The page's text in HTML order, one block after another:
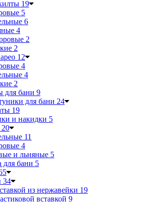
19
5
6
4
2
2
12
4
4
2
для бани 9
для бани 24
19
и накидки 5
20
11
4
и льняные 5
для бани 5
34
из нержавейки 19
вставкой 9